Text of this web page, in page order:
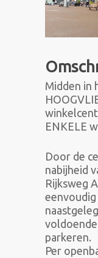
Midden in
ENKELE
Door de
nabijheid
Rijksweg
parkeren.
Per